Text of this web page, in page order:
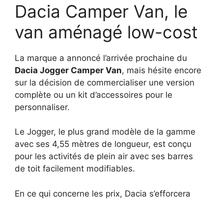
Dacia Camper Van, le
van aménagé low-cost
La marque a annoncé l’arrivée prochaine du
Dacia Jogger Camper Van, mais hésite encore
sur la décision de commercialiser une version
complète ou un kit d’accessoires pour le
personnaliser.
Le Jogger, le plus grand modèle de la gamme
avec ses 4,55 mètres de longueur, est conçu
pour les activités de plein air avec ses barres
de toit facilement modifiables.
En ce qui concerne les prix, Dacia s’efforcera